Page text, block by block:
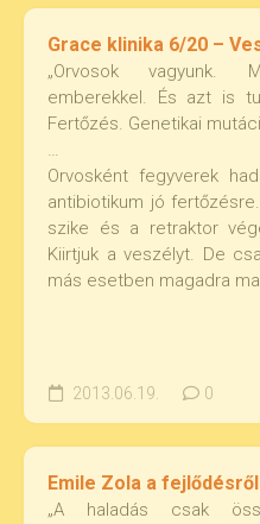
Grace klinika 6/20 –
„Orvosok vagyunk.
emberekkel. És azt is
Fertőzés. Genetikai
…
Orvosként fegyverek
antibiotikum jó
szike és a retraktor
Kiirtjuk a veszélyt. De
más esetben magadra
2013.06.19. 0
Emile Zola a fejlődésről
„A haladás csak